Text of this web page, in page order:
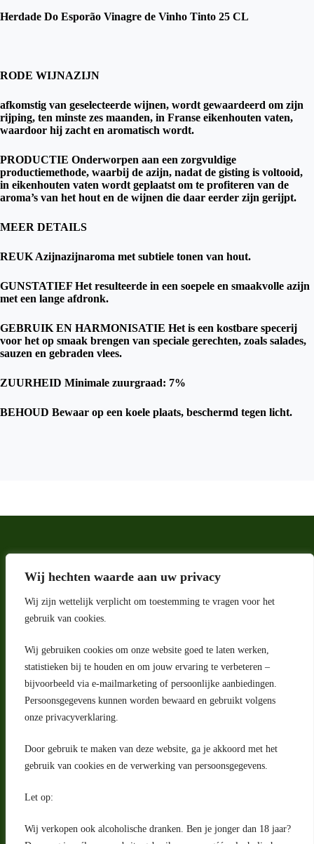
Wij hechten waarde aan uw privacy
Wij zijn wettelijk verplicht om toestemming te vragen voor het
gebruik van cookies.
Wij gebruiken cookies om onze website goed te laten werken,
statistieken bij te houden en om jouw ervaring te verbeteren –
bijvoorbeeld via e-mailmarketing of persoonlijke aanbiedingen.
Persoonsgegevens kunnen worden bewaard en gebruikt volgens
onze privacyverklaring.
Door gebruik te maken van deze website, ga je akkoord met het
gebruik van cookies en de verwerking van persoonsgegevens.
Let op:
Wij verkopen ook alcoholische dranken. Ben je jonger dan 18 jaar?
Herdade Do Esporão Vinagre de Vinho Tinto 25 CL
RODE WIJNAZIJN
afkomstig van geselecteerde wijnen, wordt gewaardeerd om zijn
rijping, ten minste zes maanden, in Franse eikenhouten vaten,
waardoor hij zacht en aromatisch wordt.
PRODUCTIE Onderworpen aan een zorgvuldige
productiemethode, waarbij de azijn, nadat de gisting is voltooid,
in eikenhouten vaten wordt geplaatst om te profiteren van de
aroma’s van het hout en de wijnen die daar eerder zijn gerijpt.
MEER DETAILS
REUK Azijnazijnaroma met subtiele tonen van hout.
GUNSTATIEF Het resulteerde in een soepele en smaakvolle azijn
met een lange afdronk.
GEBRUIK EN HARMONISATIE Het is een kostbare specerij
voor het op smaak brengen van speciale gerechten, zoals salades,
sauzen en gebraden vlees.
ZUURHEID Minimale zuurgraad: 7%
BEHOUD Bewaar op een koele plaats, beschermd tegen licht.
Adres
Riga 4 E
2993 LW Barendrecht
Nederland
Contact
klantenservice@portugeseproducten.nl
Facebook
Herroepingsrecht